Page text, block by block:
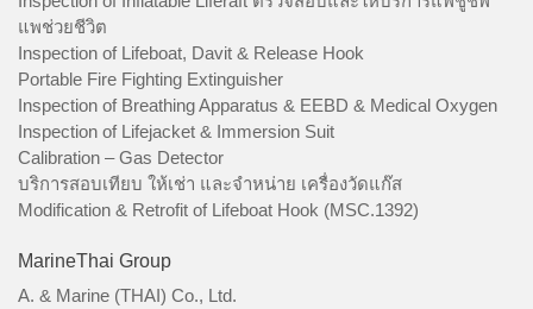
แพช่วยชีวิต
Inspection of Lifeboat, Davit & Release Hook
Portable Fire Fighting Extinguisher
Inspection of Breathing Apparatus & EEBD & Medical Oxygen
Inspection of Lifejacket & Immersion Suit
Calibration – Gas Detector
บริการสอบเทียบ ให้เช่า และจำหน่าย เครื่องวัดแก๊ส
Modification & Retrofit of Lifeboat Hook (MSC.1392)
MarineThai Group
A. & Marine (THAI) Co., Ltd.